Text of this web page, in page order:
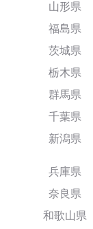
山形県
福島県
茨城県
栃木県
群馬県
千葉県
新潟県
兵庫県
奈良県
和歌山県